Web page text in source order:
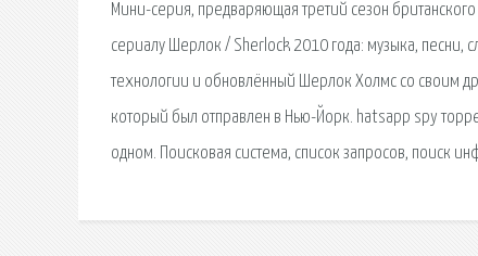
Мини-серия, предваряющая третий сезон
сериалу Шерлок / Sherlock 2010 года: музыка, песни,
технологии и обновлённый Шерлок Холмс со своим
который был отправлен в Нью-Йорк. hatsapp spy
одном. Поисковая сиcтема, список запросов, поиск